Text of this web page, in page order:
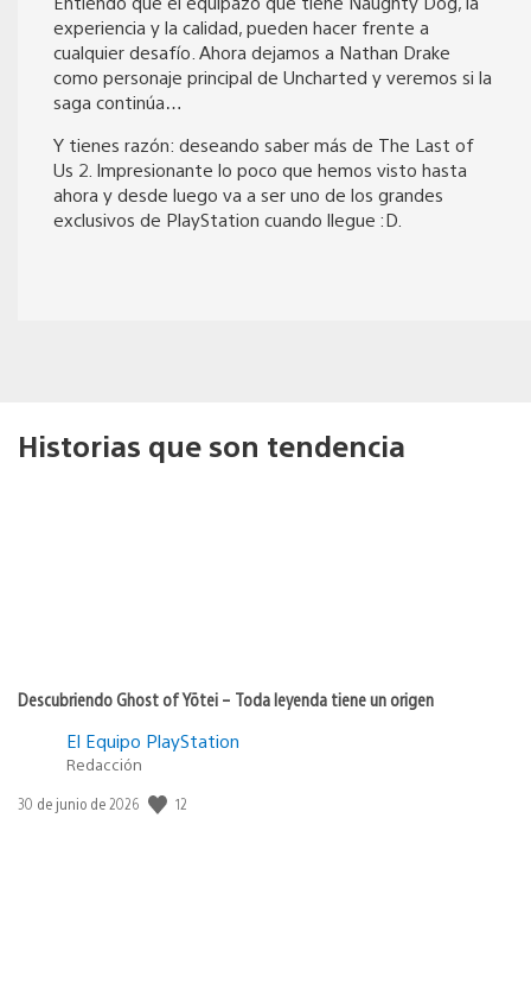
experiencia y la calidad, pueden hacer frente a
cualquier desafío. Ahora dejamos a Nathan Drake
como personaje principal de Uncharted y veremos si la
saga continúa…
Y tienes razón: deseando saber más de The Last of
Us 2. Impresionante lo poco que hemos visto hasta
ahora y desde luego va a ser uno de los grandes
exclusivos de PlayStation cuando llegue :D.
Historias que son tendencia
Descubriendo Ghost of Yōtei – Toda leyenda tiene un origen
El Equipo PlayStation
Redacción
Fecha
30 de junio de 2026 12